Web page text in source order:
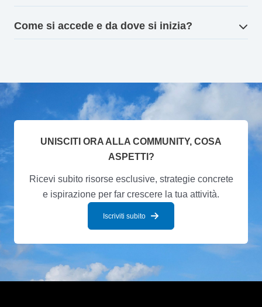
Come si accede e da dove si inizia?
UNISCITI ORA ALLA COMMUNITY, COSA
ASPETTI?
Ricevi subito risorse esclusive, strategie concrete
e ispirazione per far crescere la tua attività.
Iscriviti subito